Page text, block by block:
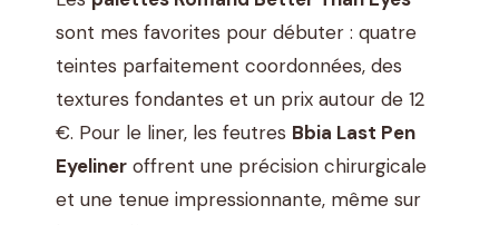
sont mes favorites pour débuter : quatre
teintes parfaitement coordonnées, des
textures fondantes et un prix autour de 12
€. Pour le liner, les feutres Bbia Last Pen
Eyeliner offrent une précision chirurgicale
et une tenue impressionnante, même sur